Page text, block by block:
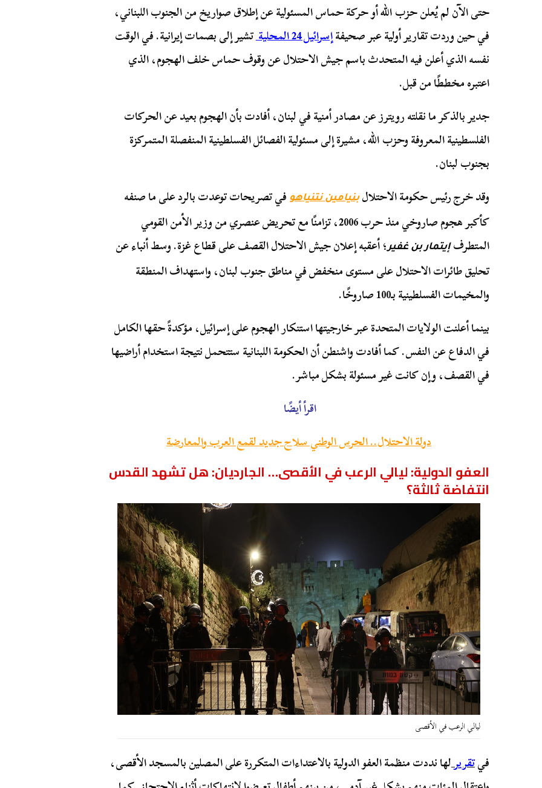
حتى الآن لم يُعلن حزب الله أو حركة حماس المسئولية عن إطلاق صواريخ من الجنوب اللبناني،
في حين وردت تقارير أولية عبر صحيفةإسرائيل 24 المحلية
تشير إلى بصمات إيرانية. في الوقت
نفسه الذي أعلن فيه المتحدث باسم جيش الاحتلال عن وقوف حماس خلف الهجوم، الذي
اعتبره مخططًا من قبل.
جدير بالذكر ما نقلته رويترز عن مصادر أمنية في لبنان، أفادت بأن الهجوم بعيد عن الحركات
الفلسطينية المعروفة وحزب الله، مشيرة إلى مسئولية الفصائل الفسلطينية المنفصلة المتمركزة
بجنوب لبنان.
وقد خرج رئيس حكومة الاحتلالبنيامين نتنياهو في تصريحات توعدت بالرد على ما صنفه
كأكبر هجوم صاروخي منذ حرب 2006، تزامنًا مع تحريض عنصري من وزير الأمن القومي
المتطرفإيتمار بن غفير؛ أعقبه إعلان جيش الاحتلال القصف على قطاع غزة. وسط أنباء عن
تحليق طائرات الاحتلال على مستوى منخفض في مناطق جنوب لبنان، واستهداف المنطقة
والمخيمات الفسلطينية بـ100 صاروخًا.
بينما أعلنت الولايات المتحدة عبر خارجيتها استنكار الهجوم على إسرائيل، مؤكدةً حقها الكامل
في الدفاع عن النفس. كما أفادت واشنطن أن الحكومة اللبنانية ستتحمل نتيجة استخدام أراضيها
في القصف، وإن كانت غير مسئولة بشكل مباشر.
اقرأ أيضًا
دولة الاحتلال.. الحرس الوطني سلاح جديد لقمع العرب والمعارضة
العفو الدولية: ليالي الرعب في الأقصى… الجارديان: هل تشهد القدس
انتفاضة ثالثة؟
ليالي الرعب في الأقصى
فيتقريرلها نددت منظمة العفو الدولية بالاعتداءات المتكررة على المصلين بالمسجد الأقصى،